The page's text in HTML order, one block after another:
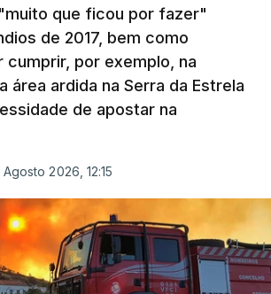
que ficou por fazer"
de 2017, bem como
cumprir, por exemplo, na
área ardida na Serra da Estrela
de apostar na
2026, 12:15